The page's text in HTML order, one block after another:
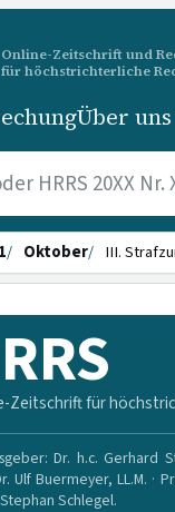
Online-Zeitschrift und
für höchstrichterliche
Über uns
Oktober III.
Zeitschrift für
Dr. h.c. Gerhard
Ulf Buermeyer, LL.M. ·
Stephan Schlegel.